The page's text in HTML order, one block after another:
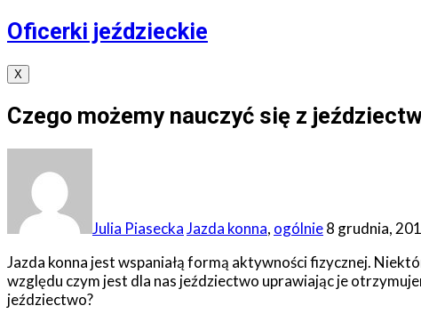
Oficerki jeździeckie
X
Czego możemy nauczyć się z
Julia PiaseckaJazda konna, ogólnie8 grudnia,
Jazda konna jest wspaniałą formą aktywności fizycznej.
względu czym jest dla nas jeździectwo uprawiając je
jeździectwo?